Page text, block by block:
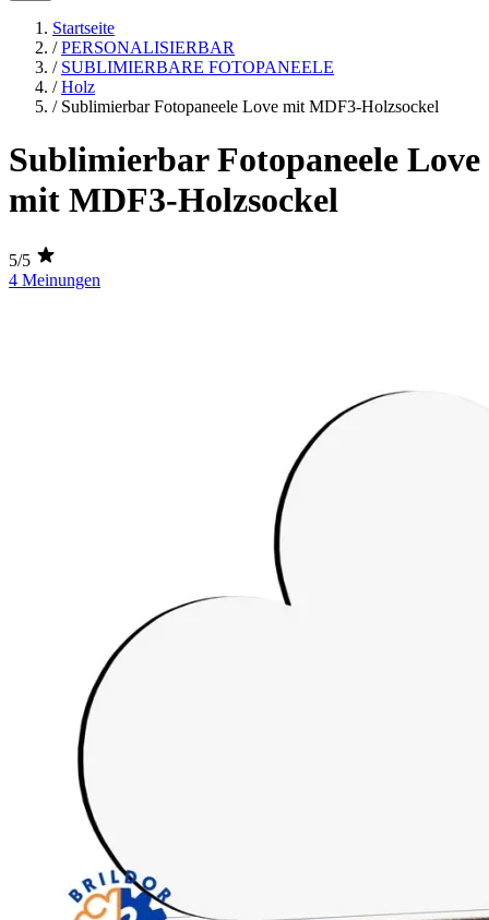
Startseite
/ PERSONALISIERBAR
/ SUBLIMIERBARE FOTOPANEELE
/ Holz
/ Sublimierbar Fotopaneele Love mit MDF3-Holzsockel
Sublimierbar Fotopaneele Love
mit MDF3-Holzsockel
5/5
4 Meinungen